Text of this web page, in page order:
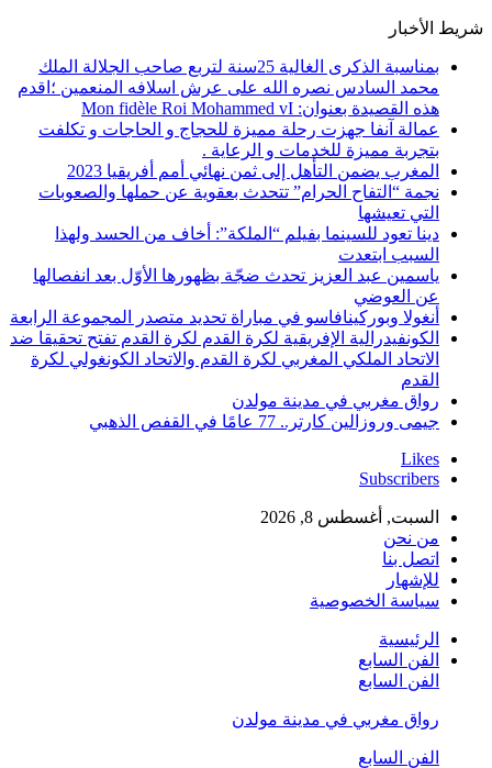
شريط الأخبار
بمناسبة الذكرى الغالية 25سنة لتربع صاحب الجلالة الملك
محمد السادس نصره الله على عرش اسلافه المنعمين ؛اقدم
هذه القصيدة بعنوان: Mon fidèle Roi Mohammed vI
عمالة آنفا جهزت رحلة مميزة للحجاج و الحاجات و تكلفت
بتجربة مميزة للخدمات و الرعاية .
المغرب يضمن التأهل إلى ثمن نهائي أمم أفريقيا 2023
نجمة “التفاح الحرام” تتحدث بعقوية عن حملها والصعوبات
التي تعيشها
دينا تعود للسينما بفيلم “الملكة”: أخاف من الحسد ولهذا
السبب ابتعدت
ياسمين عبد العزيز تحدث ضجّة بظهورها الأوّل بعد انفصالها
عن العوضي
أنغولا وبوركينافاسو في مباراة تحديد متصدر المجموعة الرابعة
الكونفيدرالية الإفريقية لكرة القدم لكرة القدم تفتح تحقيقا ضد
الاتحاد الملكي المغربي لكرة القدم والاتحاد الكونغولي لكرة
القدم
رواق مغربي في مدينة مولدن
جيمى وروزالين كارتر.. 77 عامًا في القفص الذهبي
Likes
Subscribers
السبت, أغسطس 8, 2026
من نحن
اتصل بنا
للإشهار
سياسة الخصوصية
الرئيسية
الفن السابع
الفن السابع
رواق مغربي في مدينة مولدن
الفن السابع